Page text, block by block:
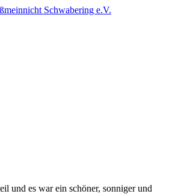
und es war ein schöner, sonniger und